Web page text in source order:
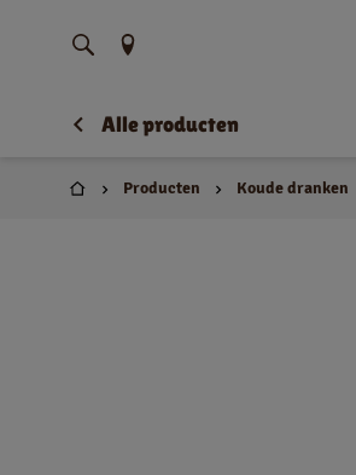
Vind uw locatie
Alle producten
Huis
Producten Koude dranken